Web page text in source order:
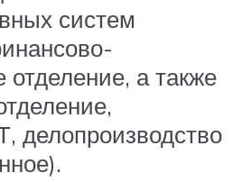
систем
отделение, а также
делопроизводство